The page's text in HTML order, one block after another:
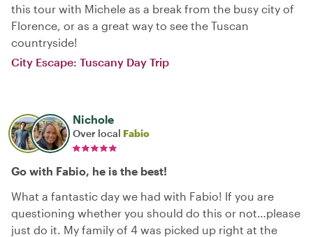
this tour with Michele as a break from the busy city of
Florence, or as a great way to see the Tuscan
countryside!
City Escape: Tuscany Day Trip
Nichole
Over local Fabio
Go with Fabio, he is the best!
What a fantastic day we had with Fabio! If you are
questioning whether you should do this or not…please
just do it. My family of 4 was picked up right at the